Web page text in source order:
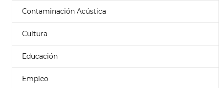
Contaminación Acústica
Cultura
Educación
Empleo